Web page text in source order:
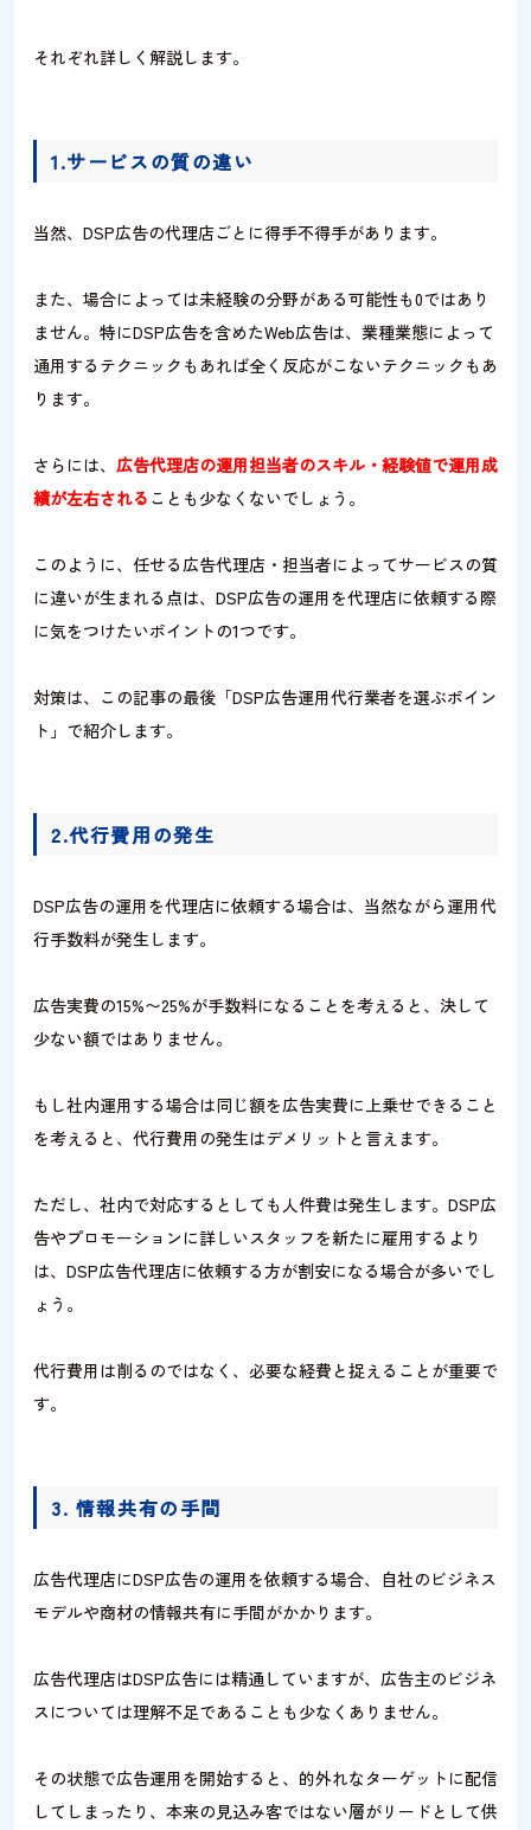
それぞれ詳しく解説します。
1.サービスの質の違い
当然、DSP広告の代理店ごとに得手不得手があります。
また、場合によっては未経験の分野がある可能性も0ではあり
ません。特にDSP広告を含めたWeb広告は、業種業態によって
通用するテクニックもあれば全く反応がこないテクニックもあ
ります。
さらには、 広告代理店の運用担当者のスキル・経験値で運用成
績が左右される ことも少なくないでしょう。
このように、任せる広告代理店・担当者によってサービスの質
に違いが生まれる点は、DSP広告の運用を代理店に依頼する際
に気をつけたいポイントの1つです。
対策は、この記事の最後「DSP広告運用代行業者を選ぶポイン
ト」で紹介します。
2.代行費用の発生
DSP広告の運用を代理店に依頼する場合は、当然ながら運用代
行手数料が発生します。
広告実費の15%〜25%が手数料になることを考えると、決して
少ない額ではありません。
もし社内運用する場合は同じ額を広告実費に上乗せできること
を考えると、代行費用の発生はデメリットと言えます。
ただし、社内で対応するとしても人件費は発生します。DSP広
告やプロモーションに詳しいスタッフを新たに雇用するより
は、DSP広告代理店に依頼する方が割安になる場合が多いでし
ょう。
代行費用は削るのではなく、必要な経費と捉えることが重要で
す。
3. 情報共有の手間
広告代理店にDSP広告の運用を依頼する場合、自社のビジネス
モデルや商材の情報共有に手間がかかります。
広告代理店はDSP広告には精通していますが、広告主のビジネ
スについては理解不足であることも少なくありません。
その状態で広告運用を開始すると、的外れなターゲットに配信
してしまったり、本来の見込み客ではない層がリードとして供